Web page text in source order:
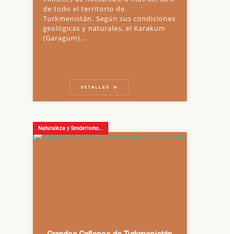
de todo el territorio de
Turkmenistán. Según sus condiciones
geológicas y naturales, el Karakum
(Garagum)...
DETALLES
Naturaleza y Senderismo...